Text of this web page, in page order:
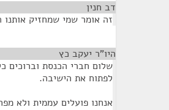
דב חנין
זה אומר שמי שמחזיק אותנו
היו"ר יעקב כץ
שלום חברי הכנסת וברוכים
לפתוח את הישיבה.
אנחנו פועלים עממית ולא